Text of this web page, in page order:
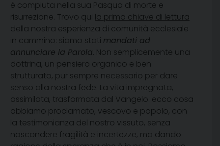
è compiuta nella sua Pasqua di morte e
risurrezione. Trovo qui la prima chiave di lettura
della nostra esperienza di comunità ecclesiale
in cammino: siamo stati mandati ad
annunciare la Parola. Non semplicemente una
dottrina, un pensiero organico e ben
strutturato, pur sempre necessario per dare
senso alla nostra fede. La vita impregnata,
assimilata, trasformata dal Vangelo: ecco cosa
abbiamo proclamato, vescovo e popolo, con
la testimonianza del nostro vissuto, senza
nascondere fragilità e incertezze, ma dando